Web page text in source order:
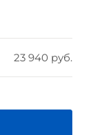
23 940 руб.